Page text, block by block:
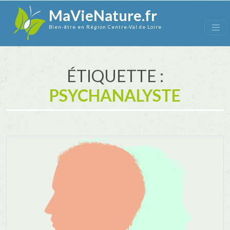
MaVieNature.fr
Bien-être en Région Centre-Val de Loire
ÉTIQUETTE :
PSYCHANALYSTE